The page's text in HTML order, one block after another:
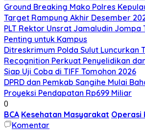
Ground Breaking Mako Polres
Target Rampung Akhir Desember
​PLT Rektor Unsrat Jamaludin Jompa
Penting untuk Kampus
Ditreskrimum Polda Sulut Luncurkan
Recognition Perkuat Penyelidikan
Siap Uji Coba di TIFF Tomohon 2026
DPRD dan Pemkab Sangihe Mulai
Proyeksi Pendapatan Rp699 Miliar
0
BCA Kesehatan Masyarakat Operasi
Komentar